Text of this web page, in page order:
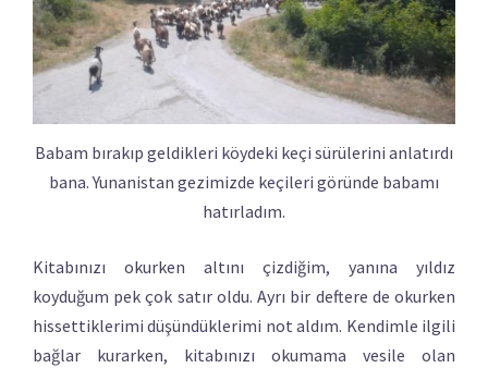
Babam bırakıp geldikleri köydeki keçi sürülerini anlatırdı
bana. Yunanistan gezimizde keçileri göründe babamı
hatırladım.
Kitabınızı okurken altını çizdiğim, yanına yıldız
koyduğum pek çok satır oldu. Ayrı bir deftere de okurken
hissettiklerimi düşündüklerimi not aldım. Kendimle ilgili
bağlar kurarken, kitabınızı okumama vesile olan